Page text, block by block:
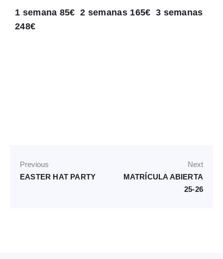
1 semana 85€ 2 semanas 165€ 3 semanas
248€
Previous
EASTER HAT PARTY
Next
MATRÍCULA ABIERTA
25-26